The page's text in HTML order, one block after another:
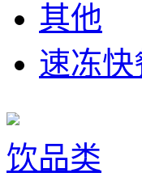
其他
速冻快
饮品类